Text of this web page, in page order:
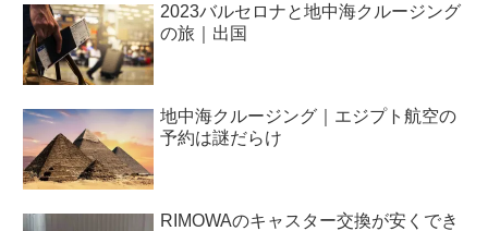
2023バルセロナと地中海クルージング
の旅｜出国
地中海クルージング｜エジプト航空の
予約は謎だらけ
RIMOWAのキャスター交換が安くでき